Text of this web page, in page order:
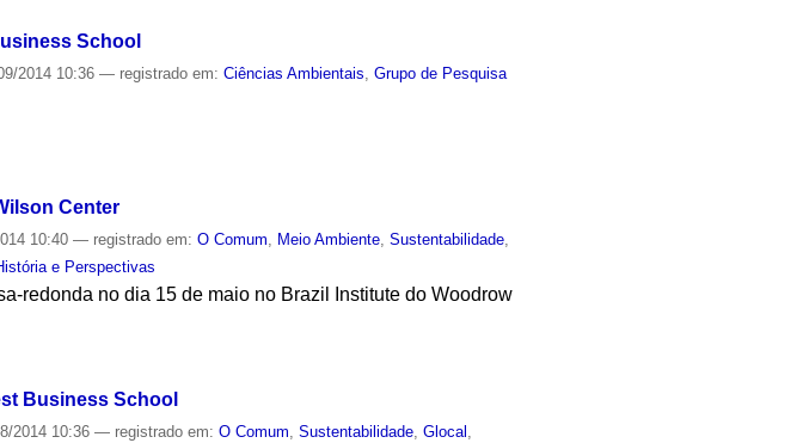
School
2014 10:36— registrado em:Ciências Ambientais ,Grupo de Pesquisa
Center
10:40— registrado em:O Comum Meio Ambiente ,Sustentabilidade
e Perspectivas
redonda no dia 15 de maio no Brazil Institute do Woodrow
Business School
2014 10:36— registrado em:O Comum,Sustentabilidade,Glocal ,